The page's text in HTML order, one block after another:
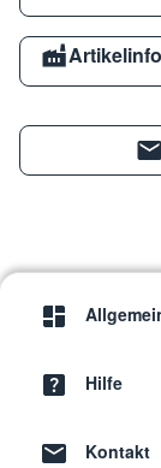
Hilfe
Kontakt